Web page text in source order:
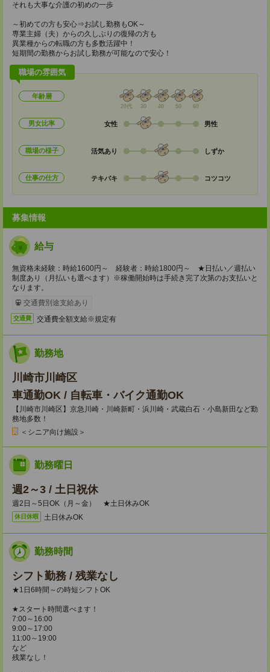
それも大事な介護の初めの一歩
～初めての方も安心⇒お試し勤務もOK～
専業主婦（夫）からの久しぶりの復帰の方も
異業種からの転職の方も多数活躍中！
短期間の勤務からお試し勤務が可能なので安心！
職場の雰囲気
年齢層
20代 30 40 50 60
男女比率 女性 男性
職場の様子 活気あり しずか
仕事の仕方 テキパキ コツコツ
募集情報
給与
無資格未経験：時給1600円～ 経験者：時給1800円～ ★日払い／週払い
制度あり（月払いも選べます）※稼働開始時は手続き完了次第のお支払いと
なります。
交通費別途支給あり
交通費 交通費全額支給※規定有
勤務地
川崎市川崎区
車通勤OK / 自転車・バイク通勤OK
【川崎市川崎区】京急川崎・川崎新町・浜川崎・武蔵白石・小島新田など勤
務地多数！
＜シニア向け施設＞
勤務曜日
週2～3 / 土日祝休
週2日～5日OK（月～金） ★土日休みOK
休日休暇 土日休みOK
勤務時間
シフト勤務 / 残業なし
★1日6時間～の時短シフトOK
★スタート時間選べます！
7:00～16:00
9:00～17:00
11:00～19:00
など
残業なし！